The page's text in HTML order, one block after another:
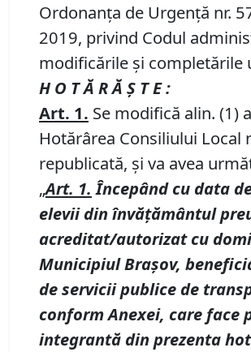
Ordonanța de Urgență nr.
2019, privind Codul
modificările și completările
H O T Ă R Ă Ş T E :
Art. 1. Se modifică alin. (1)
Hotărârea Consiliului Local
republicată, şi va avea
„Art. 1. Începând cu data
elevii din învăţământul
acreditat/autorizat cu
Municipiul Brașov,
de servicii publice de
conform Anexei, care face
integrantă din prezenta